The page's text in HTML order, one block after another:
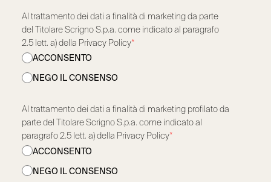
Al trattamento dei dati a finalità di marketing da parte
del Titolare Scrigno S.p.a. come indicato al paragrafo
2.5 lett. a) della Privacy Policy*
ACCONSENTO
NEGO IL CONSENSO
Al trattamento dei dati a finalità di marketing profilato da
parte del Titolare Scrigno S.p.a. come indicato al
paragrafo 2.5 lett. a) della Privacy Policy*
ACCONSENTO
NEGO IL CONSENSO